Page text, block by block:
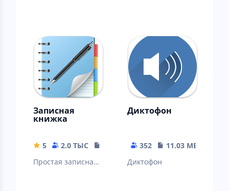
Записная
книжка
5 2.0 ТЫС
10.34 MB
Простая записная
Диктофон
352
11.03 MB
Диктофон